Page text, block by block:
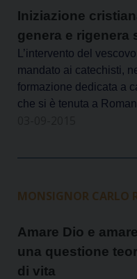
Iniziazione
genera e rigenera
L’intervento del
mandato ai catechisti,
formazione dedicata a
che si è tenuta a
MONSIGNOR CARLO
Amare Dio e
una questione
di vita